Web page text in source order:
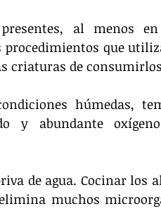
al menos en
que
criaturas de
húmedas,
y abundante
de agua. Cocinar los
muchos